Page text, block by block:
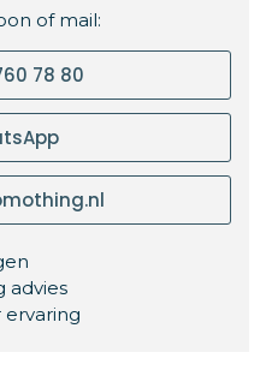
of mail:
78 80
advies
ervaring